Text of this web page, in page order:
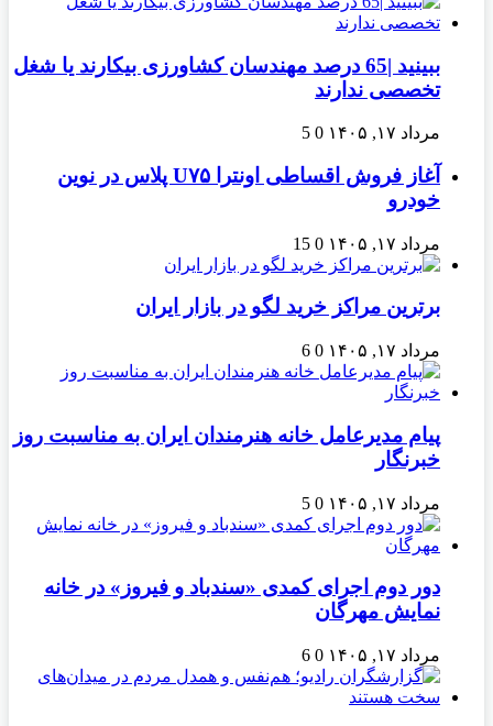
ببینید |65 درصد مهندسان کشاورزی بیکارند یا شغل
تخصصی ندارند
مرداد ۱۷, ۱۴۰۵ 0
5
آغاز فروش اقساطی اونترا U۷۵ پلاس در نوین
خودرو
مرداد ۱۷, ۱۴۰۵ 0
15
برترین مراکز خرید لگو در بازار ایران
مرداد ۱۷, ۱۴۰۵ 0
6
پیام مدیرعامل خانه هنرمندان ایران به مناسبت روز
خبرنگار
مرداد ۱۷, ۱۴۰۵ 0
5
دور دوم اجرای کمدی «سندباد و فیروز» در خانه
نمایش مهرگان
مرداد ۱۷, ۱۴۰۵ 0
6